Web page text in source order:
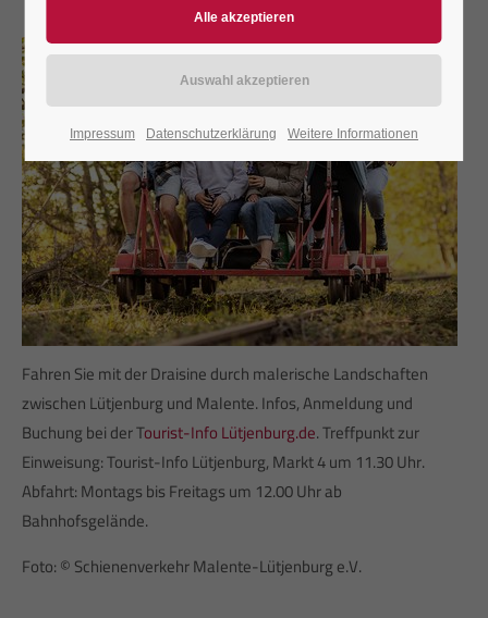
Register|Lost your password?
Support
Lorem ipsum dolor sit amet:
24h/ 365days
We offer support for our customers
Mon - Fri 8:00am - 5:00pm (GMT +1)
Get in touch
Cybersteel Inc.
376-293 City Road, Suite 600
San Francisco, CA 94102
Have any questions?
Fahren Sie mit der Draisine durch malerische Landschaften
zwischen Lütjenburg und Malente. Infos, Anmeldung und
Buchung bei der Tourist-Info Lütjenburg.de. Treffpunkt zur
Einweisung: Tourist-Info Lütjenburg, Markt 4 um 11.30 Uhr.
Abfahrt: Montags bis Freitags um 12.00 Uhr ab
Bahnhofsgelände.
Foto: © Schienenverkehr Malente-Lütjenburg e.V.
Impressum Datenschutzerklärung Weitere Informationen